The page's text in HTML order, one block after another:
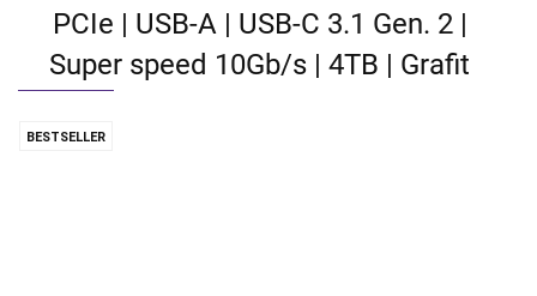
PCIe | USB-A | USB-C 3.1 Gen. 2 |
Super speed 10Gb/s | 4TB | Grafit
BESTSELLER